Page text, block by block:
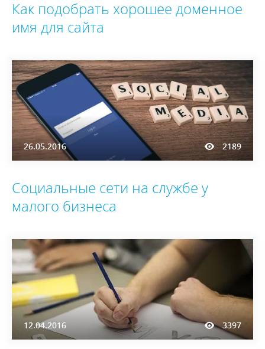
Как подобрать хорошее доменное
имя для сайта
26.05.2016 2189
Социальные сети на службе у
малого бизнеса
12.04.2016 3397